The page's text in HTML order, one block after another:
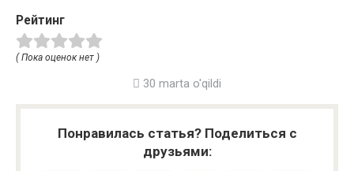
Рейтинг
( Пока оценок нет )
30 marta o'qildi
Понравилась статья? Поделиться с
друзьями: